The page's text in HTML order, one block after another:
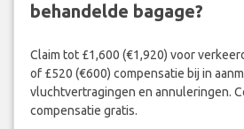
behandelde bagage?
Claim tot £1,600 (€1,920) voor
of £520 (€600) compensatie bij in
vluchtvertragingen en annuleringen.
compensatie gratis.